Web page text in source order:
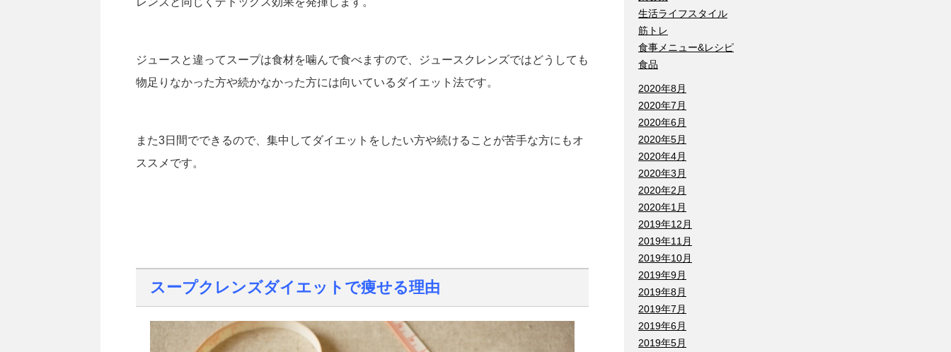
ジュースと違ってスープは食材を噛んで食べますので、ジュースクレンズではどうしても
物足りなかった方や続かなかった方には向いているダイエット法です。
また3日間でできるので、集中してダイエットをしたい方や続けることが苦手な方にもオ
ススメです。
スープクレンズダイエットで痩せる理由
生活ライフスタイル
筋トレ
食事メニュー&レシピ
食品
2020年8月
2020年7月
2020年6月
2020年5月
2020年4月
2020年3月
2020年2月
2020年1月
2019年12月
2019年11月
2019年10月
2019年9月
2019年8月
2019年7月
2019年6月
2019年5月